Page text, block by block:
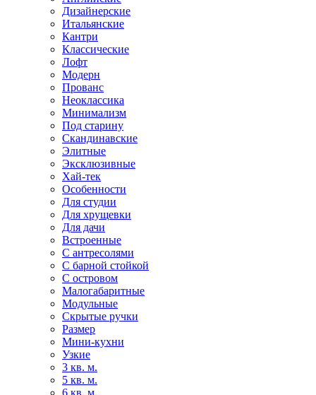
Дизайнерские
Итальянские
Кантри
Классические
Лофт
Модерн
Прованс
Неоклассика
Минимализм
Под старину
Скандинавские
Элитные
Эксклюзивные
Хай-тек
Особенности
Для студии
Для хрущевки
Для дачи
Встроенные
С антресолями
С барной стойкой
С островом
Малогабаритные
Модульные
Скрытые ручки
Размер
Мини-кухни
Узкие
3 кв. м.
5 кв. м.
6 кв. м.